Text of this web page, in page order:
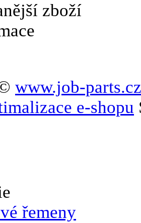
zboží
www.job-parts.cz
e-shopu
řemeny